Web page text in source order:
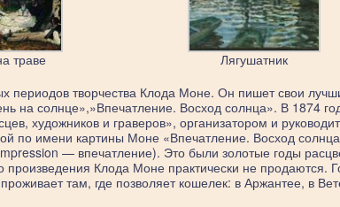
траве
Лягушатник
периодов творчества Клода Моне. Он пишет свои
на солнце»,»Впечатление. Восход солнца». В 1874
художников и граверов», организатором и
по имени картины Моне «Впечатление. Восход
— впечатление). Это были золотые годы
Клода Моне практически не продаются.
там, где позволяет кошелек: в Аржантее, в